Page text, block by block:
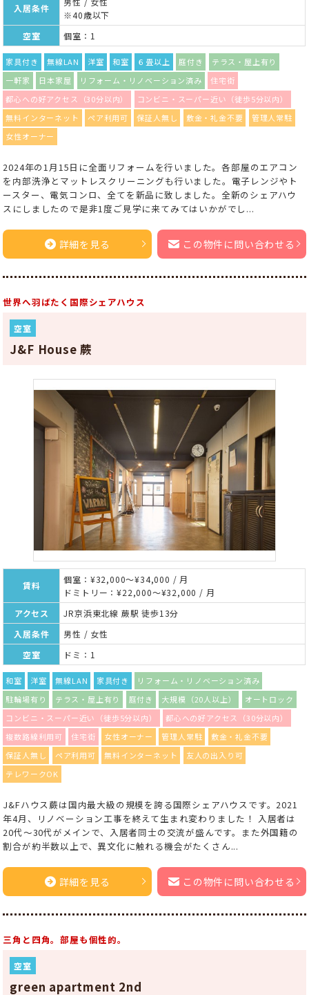
入居条件
※40歳以下
空室
個室：1
家具付き 無線LAN 洋室 和室 ６畳以上 庭付き
テラス・屋上有り
一軒家
日本家屋 リフォーム・リノベーション済み
住宅街
都心への好アクセス（30分以内）
コンビニ・スーパー近い（徒歩5分以内）
無料インターネット
ペア利用可 保証人無し 敷金・礼金不要
管理人常駐
女性オーナー
2024年の1月15日に全面リフォームを行いました。各部屋のエアコン
を内部洗浄とマットレスクリーニングも行いました。電子レンジやト
ースター、電気コンロ、全てを新品に致しました。全新のシェアハウ
スにしましたので是非1度ご見学に来てみてはいかがでし...
詳細を見る この物件に問い合わせる
世界へ羽ばたく国際シェアハウス
空室
J&F House 蕨
賃料
個室：¥32,000～¥34,000 / 月
ドミトリー：¥22,000～¥32,000 / 月
アクセス
JR京浜東北線 蕨駅 徒歩13分
入居条件
男性 / 女性
空室
ドミ：1
和室 洋室 無線LAN 家具付き
リフォーム・リノベーション済み
駐輪場有り
テラス・屋上有り 庭付き 大規模（20人以上）
オートロック
コンビニ・スーパー近い（徒歩5分以内）
都心への好アクセス（30分以内）
複数路線利用可
住宅街 女性オーナー 管理人常駐
敷金・礼金不要
保証人無し
ペア利用可 無料インターネット
友人の出入り可
テレワークOK
J&Fハウス蕨は国内最大級の規模を誇る国際シェアハウスです。2021
年4月、リノベーション工事を終えて生まれ変わりました！ 入居者は
20代〜30代がメインで、入居者同士の交流が盛んです。また外国籍の
割合が約半数以上で、異文化に触れる機会がたくさん...
詳細を見る この物件に問い合わせる
三角と四角。部屋も個性的。
空室
green apartment 2nd